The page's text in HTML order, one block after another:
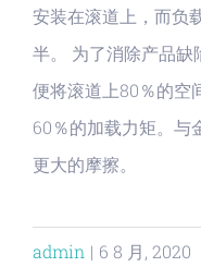
安装在滚道上，而负
半。 为了消除产品缺
便将滚道上80％的空
60％的加载力矩。与
更大的摩擦。
admin | 6 8 月, 2020